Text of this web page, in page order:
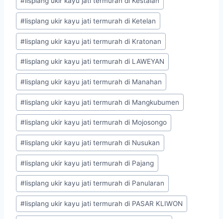
#lisplang ukir kayu jati termurah di Ketelan
#lisplang ukir kayu jati termurah di Kratonan
#lisplang ukir kayu jati termurah di LAWEYAN
#lisplang ukir kayu jati termurah di Manahan
#lisplang ukir kayu jati termurah di Mangkubumen
#lisplang ukir kayu jati termurah di Mojosongo
#lisplang ukir kayu jati termurah di Nusukan
#lisplang ukir kayu jati termurah di Pajang
#lisplang ukir kayu jati termurah di Panularan
#lisplang ukir kayu jati termurah di PASAR KLIWON